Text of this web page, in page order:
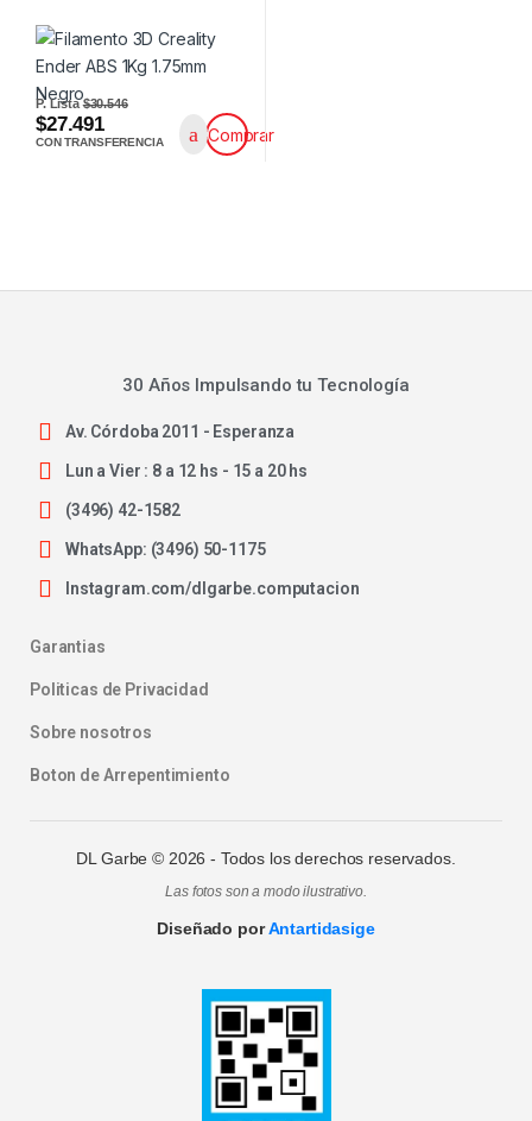
P. Lista$30.546
$27.491
CON TRANSFERENCIA Comprar
30 Años Impulsando tu Tecnología
Av. Córdoba 2011 - Esperanza
Lun a Vier : 8 a 12 hs - 15 a 20 hs
(3496) 42-1582
WhatsApp: (3496) 50-1175
Instagram.com/dlgarbe.computacion
Garantias
Politicas de Privacidad
Sobre nosotros
Boton de Arrepentimiento
DL Garbe © 2026 - Todos los derechos reservados.
Las fotos son a modo ilustrativo.
Diseñado porAntartidasige